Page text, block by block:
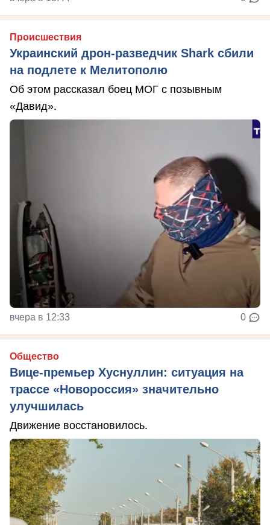
Происшествия
Украинский дрон-разведчик Shark сбили
на подлете к Мелитополю
Об этом рассказал боец МОГ с позывным
«Давид».
вчера в 12:33 0
Общество
Вице-премьер Хуснуллин: ситуация на
трассе «Новороссия» значительно
улучшилась
Движение восстановилось.